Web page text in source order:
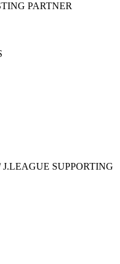
PARTNER
SUPPORTING